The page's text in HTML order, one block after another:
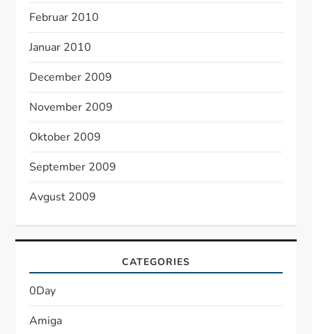
Februar 2010
Januar 2010
December 2009
November 2009
Oktober 2009
September 2009
Avgust 2009
CATEGORIES
0Day
Amiga